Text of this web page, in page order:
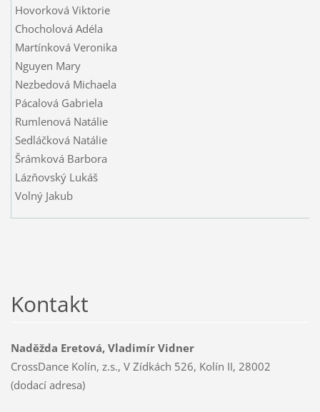
Hovorková Viktorie
Chocholová Adéla
Martínková Veronika
Nguyen Mary
Nezbedová Michaela
Pácalová Gabriela
Rumlenová Natálie
Sedláčková Natálie
Šrámková Barbora
Lázňovský Lukáš
Volný Jakub
Kontakt
Naděžda Eretová, Vladimír Vidner
CrossDance Kolín, z.s., V Zídkách 526, Kolín II, 28002
(dodací adresa)